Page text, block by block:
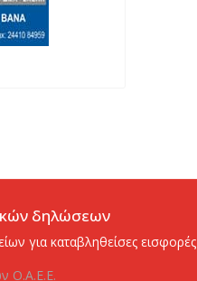
δηλώσεων
για καταβληθείσες εισφορές
Ο.Α.Ε.Ε.